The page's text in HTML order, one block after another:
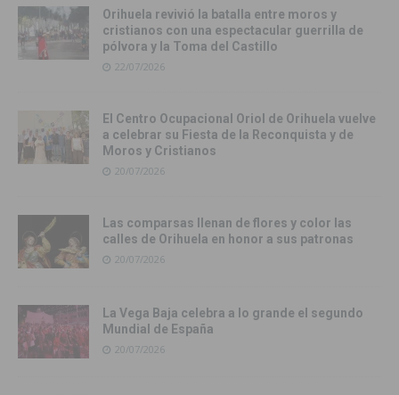
Orihuela revivió la batalla entre moros y
cristianos con una espectacular guerrilla de
pólvora y la Toma del Castillo
22/07/2026
El Centro Ocupacional Oriol de Orihuela vuelve
a celebrar su Fiesta de la Reconquista y de
Moros y Cristianos
20/07/2026
Las comparsas llenan de flores y color las
calles de Orihuela en honor a sus patronas
20/07/2026
La Vega Baja celebra a lo grande el segundo
Mundial de España
20/07/2026